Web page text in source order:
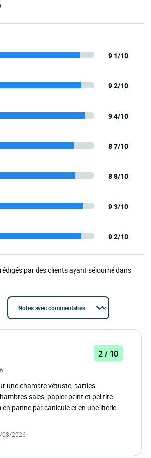
9.1/10
9.2/10
9.4/10
8.7/10
8.8/10
9.3/10
9.2/10
par des clients ayant séjourné dans
2 / 10
une chambre vétuste, parties
sales, papier peint et pei tire
panne par canicule et en une literie
08/2026